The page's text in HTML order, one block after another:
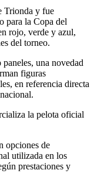
Trionda y fue
para la Copa del
rojo, verde y azul,
del torneo.
una novedad
figuras
en referencia directa
la pelota oficial
opciones de
utilizada en los
prestaciones y